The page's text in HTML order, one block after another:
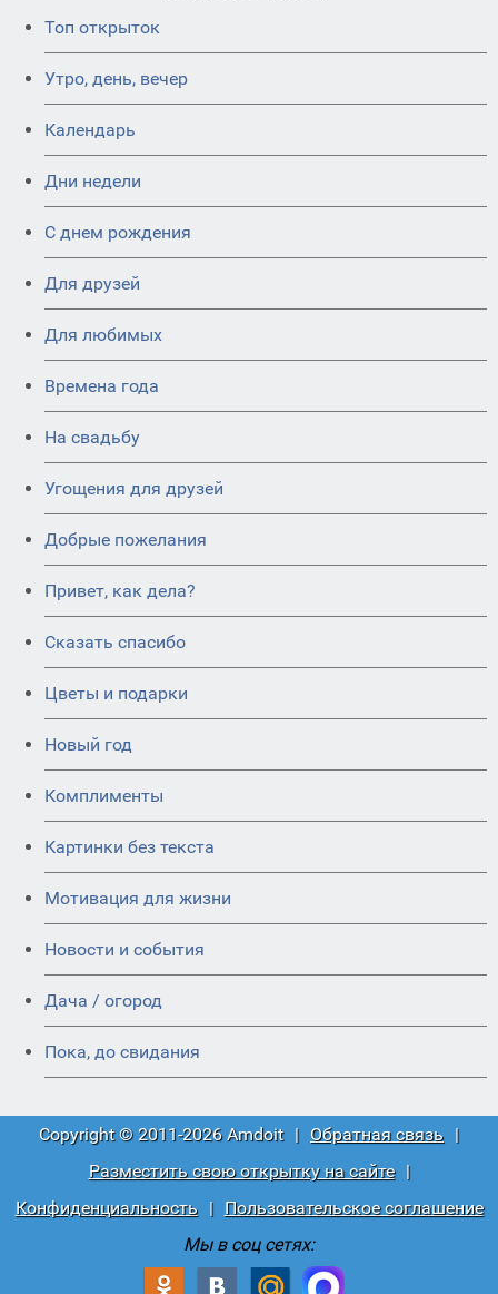
Топ открыток
Утро, день, вечер
Календарь
Дни недели
C днем рождения
Для друзей
Для любимых
Времена года
На свадьбу
Угощения для друзей
Добрые пожелания
Привет, как дела?
Сказать спасибо
Цветы и подарки
Новый год
Комплименты
Картинки без текста
Мотивация для жизни
Новости и события
Дача / огород
Пока, до свидания
Copyright © 2011-2026 Amdoit | Обратная связь |
Разместить свою открытку на сайте
|
Конфиденциальность
|
Пользовательское соглашение
Мы в соц сетях: